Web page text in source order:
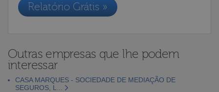
Relatório Grátis »
Outras empresas que lhe podem
interessar
CASA MARQUES - SOCIEDADE DE MEDIAÇÃO DE
SEGUROS, L...